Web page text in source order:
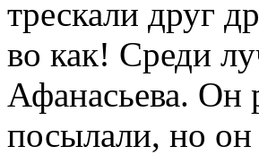
трескали друг
во как! Среди
Афанасьева. Он
посылали, но он